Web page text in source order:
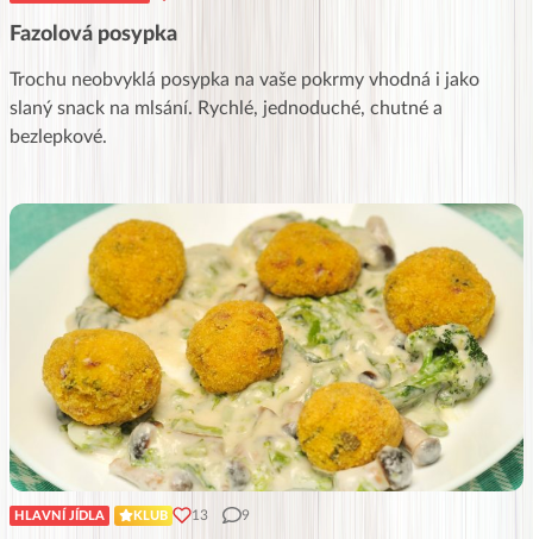
Fazolová posypka
Trochu neobvyklá posypka na vaše pokrmy vhodná i jako
slaný snack na mlsání. Rychlé, jednoduché, chutné a
bezlepkové.
HLAVNÍ JÍDLA KLUB 13 9